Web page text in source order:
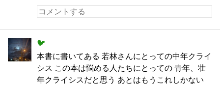
🐦
本書に書いてある 若林さんにとっての中年クライ
シス この本は悩める人たちにとっての 青年、壮
年クライシスだと思う あとはもうこれしかない